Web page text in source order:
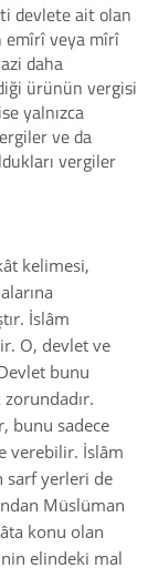
devlete ait olan
emîrî veya mîrî
daha
ürünün vergisi
yalnızca
ve da
vergiler
kelimesi,
İslâm
O, devlet ve
bunu
bunu sadece
verebilir. İslâm
sarf yerleri de
Müslüman
konu olan
elindeki mal